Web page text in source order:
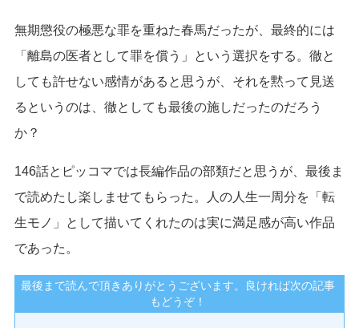
無期懲役の極悪な罪を重ねた春馬だったが、最終的には
「離島の医者として罪を償う」という選択をする。徹と
しても許せない感情があると思うが、それを黙って見送
るというのは、徹としても最後の施しだったのだろう
か？
146話とピッコマでは長編作品の部類だと思うが、最後ま
で読めたし楽しませてもらった。人の人生一周分を「転
生モノ」として描いてくれたのは実に満足感が高い作品
であった。
最後まで読んで頂きありがとうございます。良ければ次の記事
もどうぞ！